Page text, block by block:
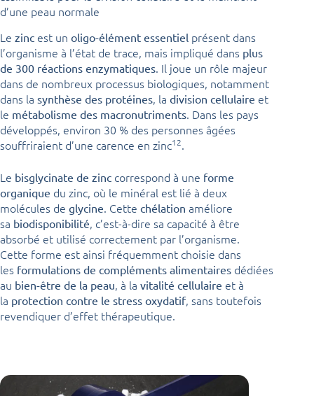
d’une peau normale
Le zinc est un oligo-élément essentiel présent dans
l’organisme à l’état de trace, mais impliqué dans plus
de 300 réactions enzymatiques. Il joue un rôle majeur
dans de nombreux processus biologiques, notamment
dans la synthèse des protéines, la division cellulaire et
le métabolisme des macronutriments. Dans les pays
développés, environ 30 % des personnes âgées
souffriraient d’une carence en zinc12.
Le bisglycinate de zinc correspond à une forme
organique du zinc, où le minéral est lié à deux
molécules de glycine. Cette chélation améliore
sa biodisponibilité, c’est-à-dire sa capacité à être
absorbé et utilisé correctement par l’organisme.
Cette forme est ainsi fréquemment choisie dans
les formulations de compléments alimentaires dédiées
au bien-être de la peau, à la vitalité cellulaire et à
la protection contre le stress oxydatif, sans toutefois
revendiquer d’effet thérapeutique.